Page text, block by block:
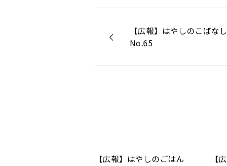
【広報】はやしのこばなし
No.65
【広報】はやしのごはん
【